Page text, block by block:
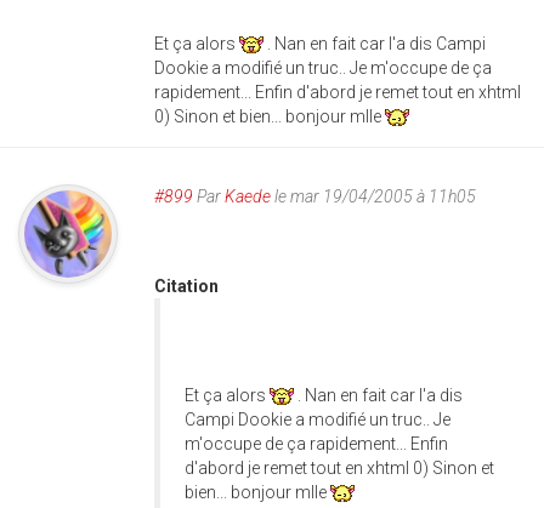
Et ça alors
. Nan en fait car l'a dis Campi
Dookie a modifié un truc.. Je m'occupe de ça
rapidement... Enfin d'abord je remet tout en xhtml
0) Sinon et bien... bonjour mlle
#899 ParKaedele mar 19/04/2005 à 11h05
Citation
Et ça alors
. Nan en fait car l'a dis
Campi Dookie a modifié un truc.. Je
m'occupe de ça rapidement... Enfin
d'abord je remet tout en xhtml 0) Sinon et
bien... bonjour mlle